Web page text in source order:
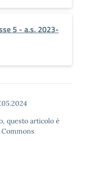
5 - a.s. 2023-
questo articolo è